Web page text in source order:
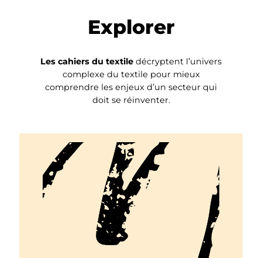
Explorer
Les cahiers du textile décryptent l’univers
complexe du textile pour mieux
comprendre les enjeux d’un secteur qui
doit se réinventer.